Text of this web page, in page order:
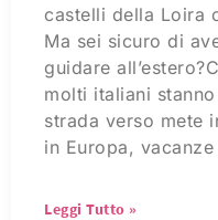
castelli della Loira
Ma sei sicuro di
guidare
molti italiani
strada verso mete
in Europa,
Leggi Tutto »